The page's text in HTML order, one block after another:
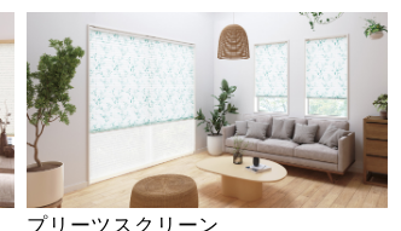
プリーツスクリーン